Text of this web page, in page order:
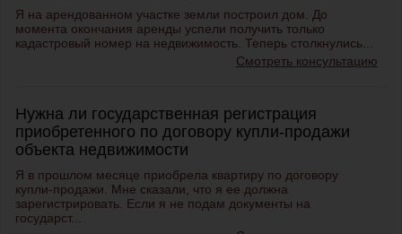
Я на арендованном участке земли построил дом. До
момента окончания аренды успели получить только
кадастровый номер на недвижимость. Теперь столкнулись...
Смотреть консультацию
Нужна ли государственная регистрация
приобретенного по договору купли-продажи
объекта недвижимости
Я в прошлом месяце приобрела квартиру по договору
купли-продажи. Мне сказали, что я ее должна
зарегистрировать. Если я не подам документы на
государст...